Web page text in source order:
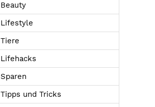
Beauty
Lifestyle
Tiere
Lifehacks
Sparen
Tipps und Tricks